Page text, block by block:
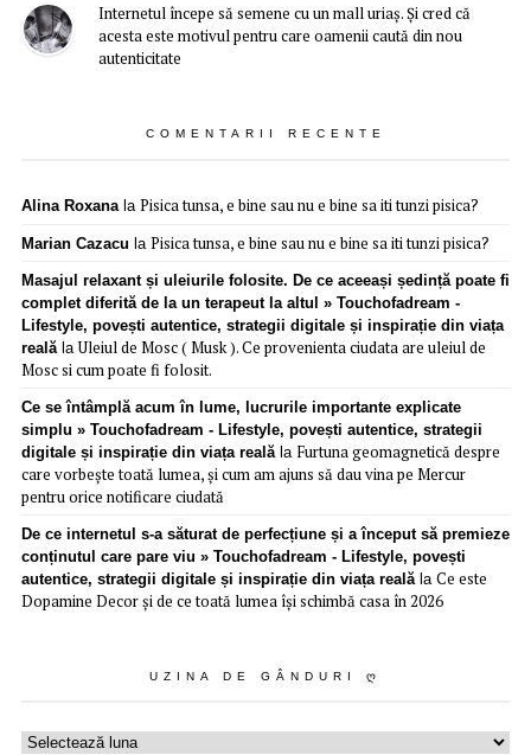
Internetul începe să semene cu un mall uriaș. Și cred că
acesta este motivul pentru care oamenii caută din nou
autenticitate
COMENTARII RECENTE
Alina Roxanala Pisica tunsa, e bine sau nu e bine sa iti tunzi pisica?
Marian Cazacu la Pisica tunsa, e bine sau nu e bine sa iti tunzi pisica?
Masajul relaxant și uleiurile folosite. De ce aceeași ședință poate fi
complet diferită de la un terapeut la altul » Touchofadream -
Lifestyle, povești autentice, strategii digitale și inspirație din viața
realălaUleiul de Mosc ( Musk ). Ce provenienta ciudata are uleiul de
Mosc si cum poate fi folosit.
Ce se întâmplă acum în lume, lucrurile importante explicate
simplu » Touchofadream - Lifestyle, povești autentice, strategii
digitale și inspirație din viața realăla Furtuna geomagnetică despre
care vorbește toată lumea, și cum am ajuns să dau vina pe Mercur
pentru orice notificare ciudată
De ce internetul s-a săturat de perfecțiune și a început să premieze
conținutul care pare viu » Touchofadream - Lifestyle, povești
autentice, strategii digitale și inspirație din viața realăla Ce este
Dopamine Decor și de ce toată lumea își schimbă casa în 2026
UZINA DE GÂNDURI Ღ
Uzina